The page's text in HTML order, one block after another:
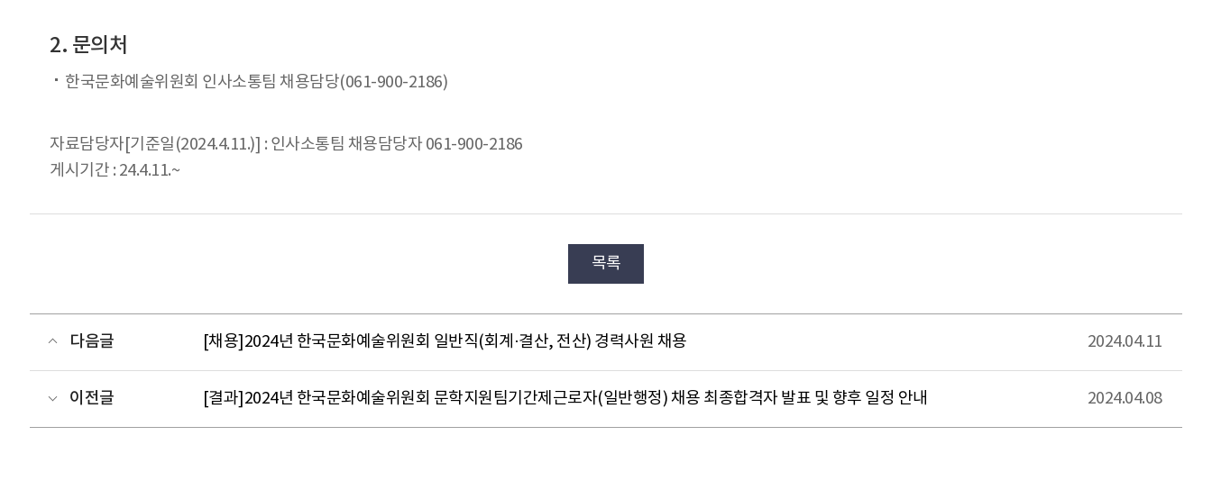
2. 문의처
한국문화예술위원회 인사소통팀 채용담당(061-900-2186)
자료담당자[기준일(2024.4.11.)] : 인사소통팀 채용담당자 061-900-2186
게시기간 : 24.4.11.~
목록
다음글 [채용]2024년 한국문화예술위원회 일반직(회계·결산, 전산) 경력사원 채용 2024.04.11
이전글 [결과]2024년 한국문화예술위원회 문학지원팀기간제근로자(일반행정) 채용 최종합격자 발표 및 향후 일정 안내 2024.04.08